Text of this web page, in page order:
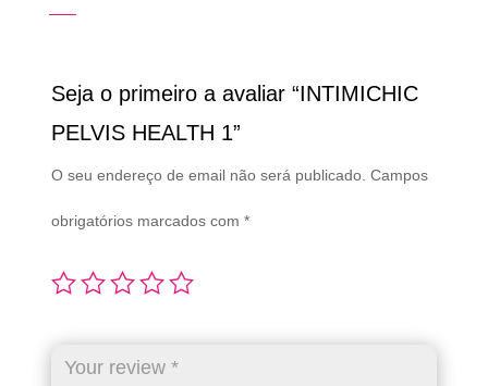
Seja o primeiro a avaliar “INTIMICHIC
PELVIS HEALTH 1”
O seu endereço de email não será publicado. Campos
obrigatórios marcados com *